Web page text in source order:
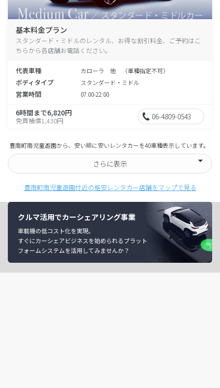
基本料金プラン
スタンダード・ミドルのレンタル、お得な割引料金、ご予約はこ
ちらから各店舗お電話ください。
代表車種 カローラ 他 （車種指定不可）
ボディタイプ スタンダード・ミドル
営業時間 07:00-22:00
6時間まで6,820円
免責補償1,430円 06-4809-0543
豊南町南児童遊園から、安い順に安いレンタカーを40車種表示しています。
さらに表示
豊南町南児童遊園付近の格安レンタカー店舗をマップで見る
クルマ活用でカーシェアリング事業
車載機の低コスト化を実現。
すぐにカーシェアビジネスを始められるプラット
フォームシステムを活用してみませんか？